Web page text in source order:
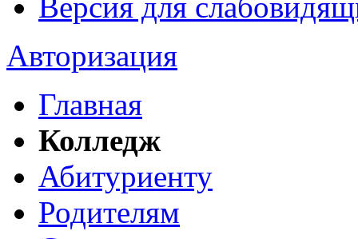
Версия для
Авторизация
Главная
Колледж
Абитуриенту
Родителям